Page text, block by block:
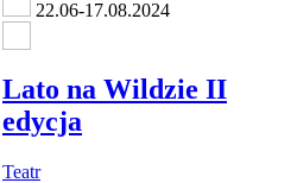
22.06-17.08.2024
Lato na Wildzie II
edycja
Teatr